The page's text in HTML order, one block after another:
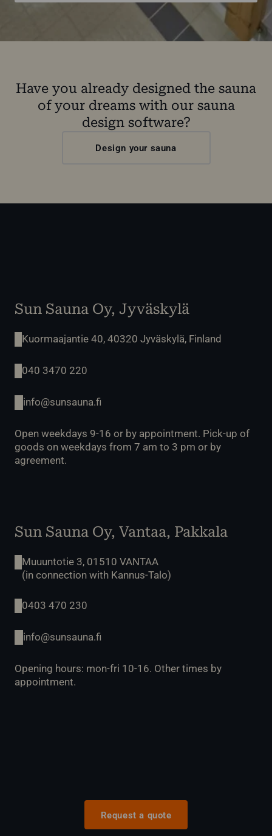
Have you already designed the sauna
of your dreams with our sauna
design software?
Design your sauna
Sun Sauna Oy, Jyväskylä
Kuormaajantie 40, 40320 Jyväskylä, Finland
040 3470 220
info@sunsauna.fi
Open weekdays 9-16 or by appointment. Pick-up of
goods on weekdays from 7 am to 3 pm or by
agreement.
Sun Sauna Oy, Vantaa, Pakkala
Muuuntotie 3, 01510 VANTAA
(in connection with Kannus-Talo)
0403 470 230
info@sunsauna.fi
Opening hours: mon-fri 10-16. Other times by
appointment.
Request a quote